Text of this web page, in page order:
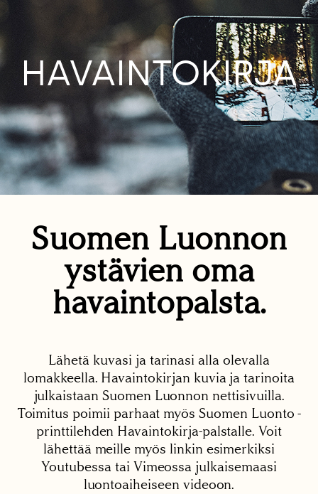
HAVAINTOKIRJA
Suomen Luonnon
ystävien oma
havaintopalsta.
Lähetä kuvasi ja tarinasi alla olevalla
lomakkeella. Havaintokirjan kuvia ja tarinoita
julkaistaan Suomen Luonnon nettisivuilla.
Toimitus poimii parhaat myös Suomen Luonto -
printtilehden Havaintokirja-palstalle. Voit
lähettää meille myös linkin esimerkiksi
Youtubessa tai Vimeossa julkaisemaasi
luontoaiheiseen videoon.